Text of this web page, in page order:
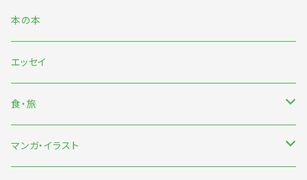
日本文芸
海外文芸
詩歌・短歌・俳句
本の本
エッセイ
食・旅
食
マンガ・イラスト